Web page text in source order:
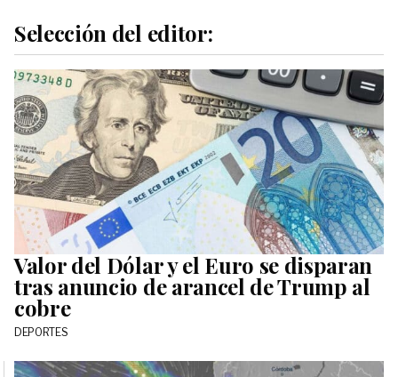
Selección del editor:
Valor del Dólar y el Euro se disparan
tras anuncio de arancel de Trump al
cobre
DEPORTES